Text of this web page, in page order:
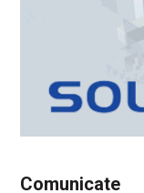
Comunicate